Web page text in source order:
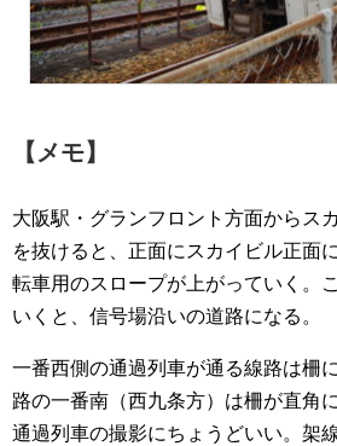
【メモ】
大阪駅・グランフロント方面からス
を抜けると、正面にスカイビル正面
転車用のスロープが上がっていく。
いくと、信号場沿いの道路になる。
一番西側の通過列車が通る線路は柵
路の一番南（西九条方）は柵が直角
通過列車の撮影にちょうどいい。架